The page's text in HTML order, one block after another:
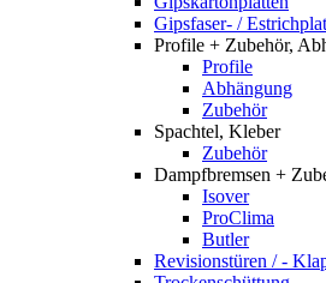
Gipsfaser- /
Profile + Zubehör,
Profile
Abhängung
Zubehör
Spachtel, Kleber
Zubehör
Dampfbremsen +
Isover
ProClima
Butler
Revisionstüren / -